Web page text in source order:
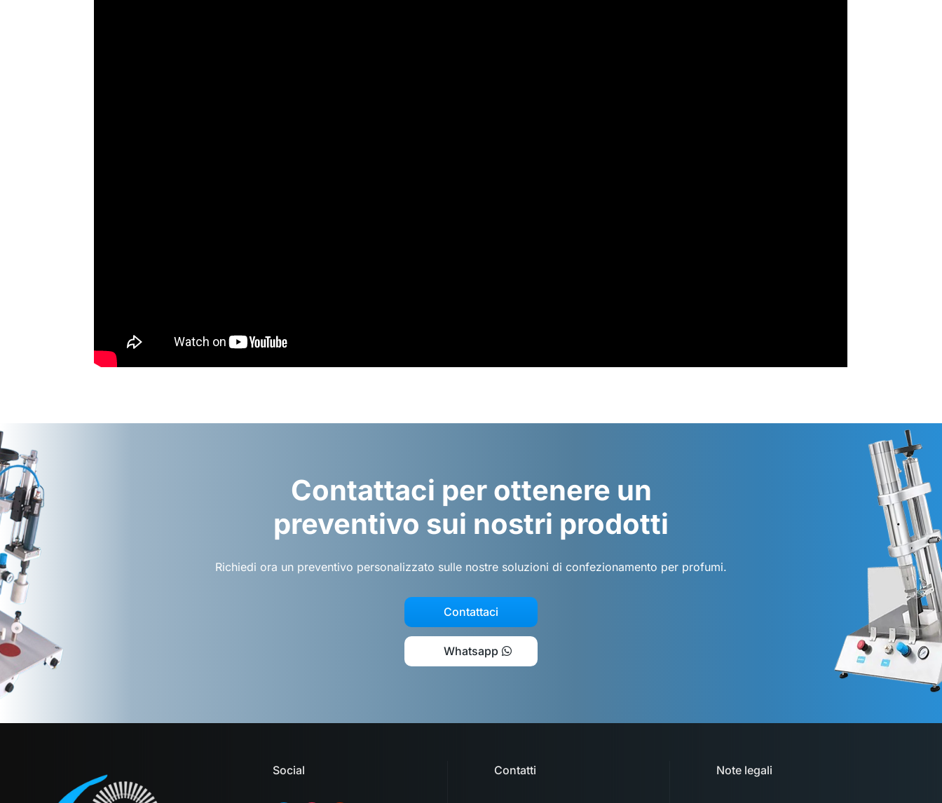
Contattaci per ottenere un
preventivo sui nostri prodotti
Richiedi ora un preventivo personalizzato sulle nostre soluzioni di confezionamento per profumi.
Contattaci
Whatsapp
Social Contatti Note legali